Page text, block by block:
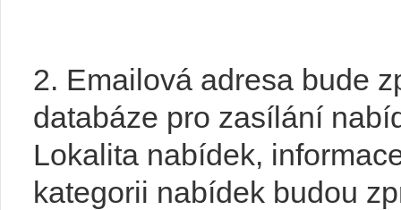
2. Emailová adresa bude
databáze pro zasílání
Lokalita nabídek,
kategorii nabídek budou